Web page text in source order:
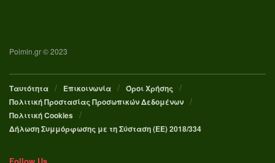
Poimin.gr © 2023
Ταυτότητα Επικοινωνία
Όροι Χρήσης
Πολιτική Προστασίας Προσωπικών Δεδομένων
Πολιτική Cookies
Δήλωση Συμμόρφωσης με τη Σύσταση (ΕΕ) 2018/334
Follow Us